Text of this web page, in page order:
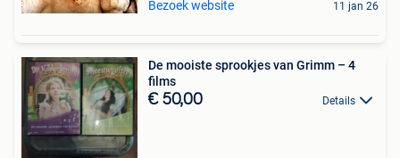
Bezoek website 11 jan 26
De mooiste sprookjes van Grimm – 4
films
€ 50,00 Details